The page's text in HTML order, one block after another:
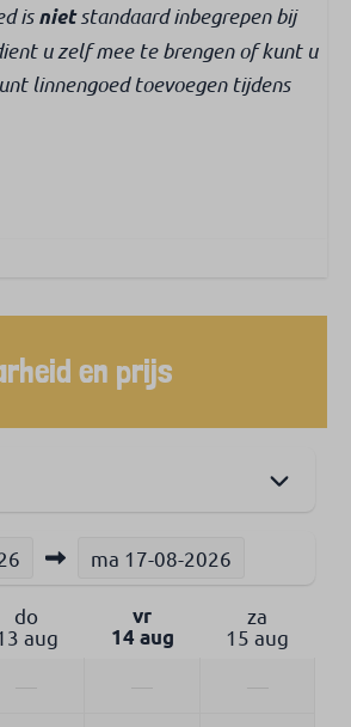
isnietstandaard inbegrepen bij
u zelf mee te brengen of kunt u
linnengoed toevoegen tijdens
en prijs
ma 17-08-2026
do
aug
vr
14 aug
za
15 aug